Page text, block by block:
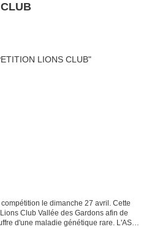
CLUB
le dimanche 27 avril. Cette
Club Vallée des Gardons afin de
d'une maladie génétique rare. L'AS